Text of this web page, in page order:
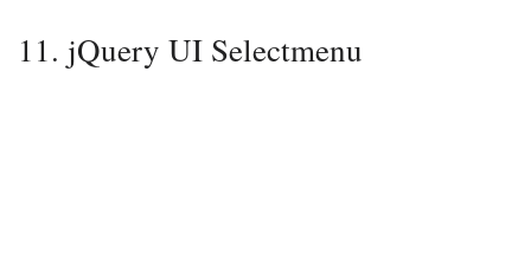
11. jQuery UI Selectmenu